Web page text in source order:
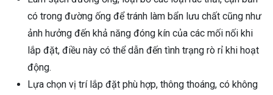
có trong đường ống để tránh làm bẩn lưu chất cũng như
ảnh hưởng đến khả năng đóng kín của các mối nối khi
lắp đặt, điều này có thể dẫn đến tình trạng rò rỉ khi hoạt
động.
Lựa chọn vị trí lắp đặt phù hợp, thông thoáng, có không